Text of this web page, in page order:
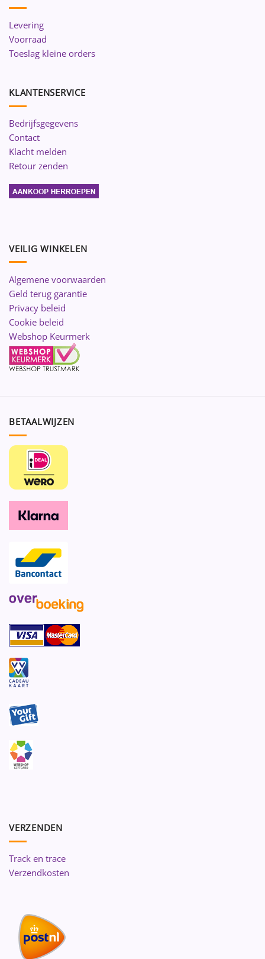
Levering
Voorraad
Toeslag kleine orders
KLANTENSERVICE
Bedrijfsgegevens
Contact
Klacht melden
Retour zenden
VEILIG WINKELEN
Algemene voorwaarden
Geld terug garantie
Privacy beleid
Cookie beleid
Webshop Keurmerk
BETAALWIJZEN
VERZENDEN
Track en trace
Verzendkosten